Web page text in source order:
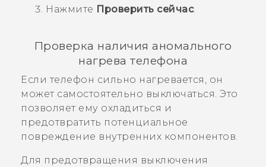
Нажмите Проверить сейчас.
Проверка наличия аномального
нагрева телефона
Если телефон сильно нагревается, он
может самостоятельно выключаться. Это
позволяет ему охладиться и
предотвратить потенциальное
повреждение внутренних компонентов.
Для предотвращения выключения